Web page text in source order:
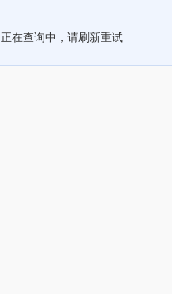
正在查询中，请刷新重试